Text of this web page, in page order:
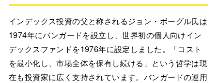
インデックス投資の父と称されるジョン・ボーグル氏は
1974年にバンガードを設立し、世界初の個人向けイン
デックスファンドを1976年に設定しました。「コスト
を最小化し、市場全体を保有し続ける」という哲学は現
在も投資家に広く支持されています。バンガードの運用